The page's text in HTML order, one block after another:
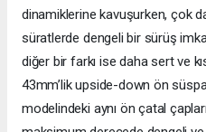
dinamiklerine kavuşurken, çok
süratlerde dengeli bir sürüş
diğer bir farkı ise daha sert ve
43mm’lik upside-down ön
modelindeki aynı ön çatal